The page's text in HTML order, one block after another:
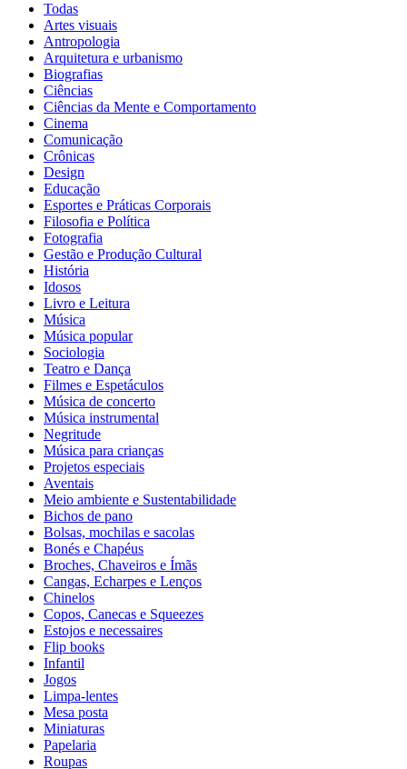
Todas
Artes visuais
Antropologia
Arquitetura e urbanismo
Biografias
Ciências
Ciências da Mente e Comportamento
Cinema
Comunicação
Crônicas
Design
Educação
Esportes e Práticas Corporais
Filosofia e Política
Fotografia
Gestão e Produção Cultural
História
Idosos
Livro e Leitura
Música
Música popular
Sociologia
Teatro e Dança
Filmes e Espetáculos
Música de concerto
Música instrumental
Negritude
Música para crianças
Projetos especiais
Aventais
Meio ambiente e Sustentabilidade
Bichos de pano
Bolsas, mochilas e sacolas
Bonés e Chapéus
Broches, Chaveiros e Ímãs
Cangas, Echarpes e Lenços
Chinelos
Copos, Canecas e Squeezes
Estojos e necessaires
Flip books
Infantil
Jogos
Limpa-lentes
Mesa posta
Miniaturas
Papelaria
Roupas